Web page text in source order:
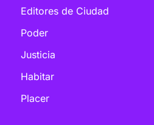
Editores de Ciudad
Poder
Justicia
Habitar
Placer